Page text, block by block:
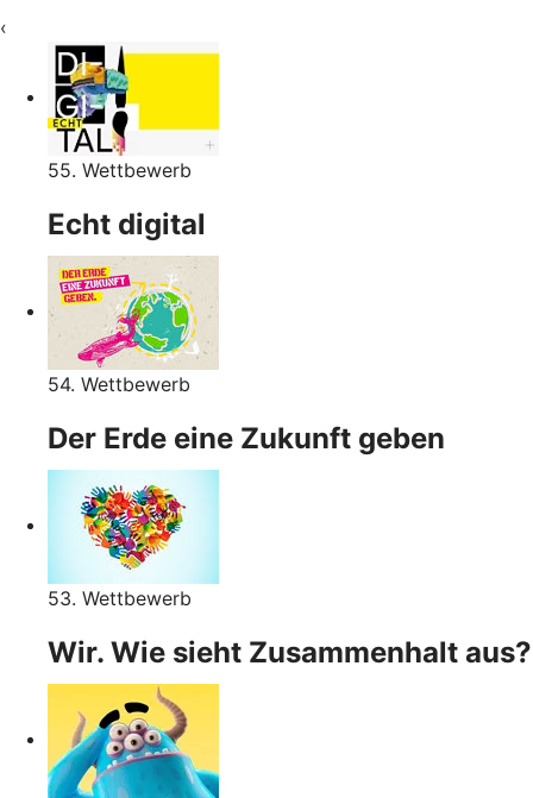
‹
55. Wettbewerb
Echt digital
54. Wettbewerb
Der Erde eine Zukunft geben
53. Wettbewerb
Wir. Wie sieht Zusammenhalt aus?